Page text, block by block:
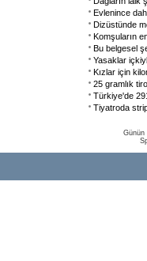
Evlenince
Dizüstünde
Komşuların
Bu belgesel
Yasaklar
Kızlar için
25 gramlık
Türkiye'de
Tiyatroda
Günün